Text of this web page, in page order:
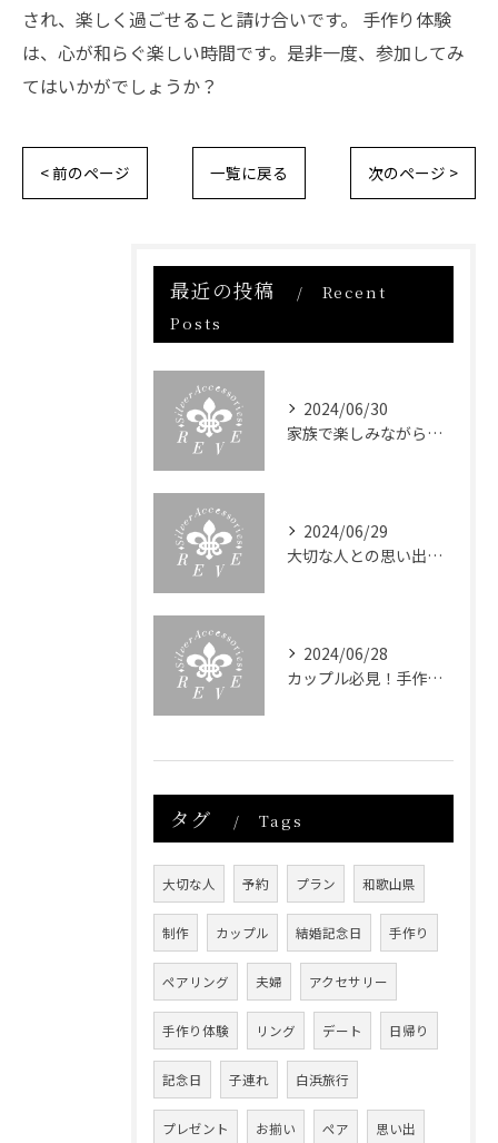
され、楽しく過ごせること請け合いです。 手作り体験
は、心が和らぐ楽しい時間です。是非一度、参加してみ
てはいかがでしょうか？
< 前のページ 一覧に戻る 次のページ >
最近の投稿
Recent
Posts
2024/06/30
家族で楽しみながら体験できる！手作りアクセサリーでのコミュニケーション
2024/06/29
大切な人との思い出深い体験を提供！手作りアクセサリー制作体験
2024/06/28
カップル必見！手作り体験デートで心をつなぐ特別な時間
タグ Tags
大切な人 予約 プラン 和歌山県
制作 カップル 結婚記念日 手作り
ペアリング 夫婦 アクセサリー
手作り体験 リング デート 日帰り
記念日 子連れ 白浜旅行
プレゼント お揃い ペア 思い出